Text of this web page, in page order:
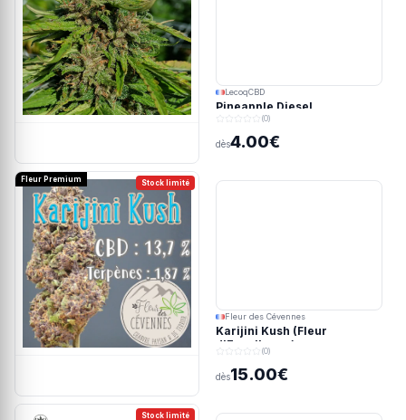
LecoqCBD
Pineapple Diesel
(0)
dès4.00€
Stock limité
Fleur Premium
Fleur des Cévennes
Karijini Kush (Fleur
d'Excellence)
(0)
dès15.00€
Stock limité